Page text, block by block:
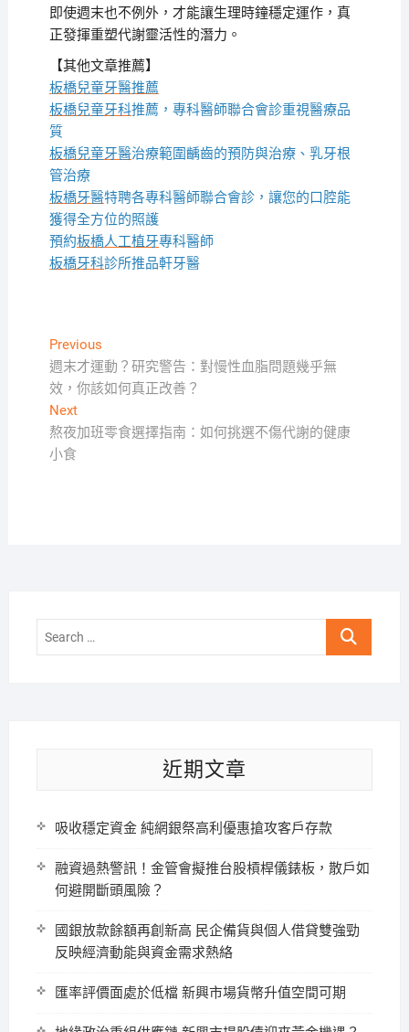
即使週末也不例外，才能讓生理時鐘穩定運作，真
正發揮重塑代謝靈活性的潛力。
【其他文章推薦】
板橋兒童牙醫推薦
板橋兒童牙科推薦，專科醫師聯合會診重視醫療品
質
板橋兒童牙醫治療範圍齲齒的預防與治療、乳牙根
管治療
板橋牙醫特聘各專科醫師聯合會診，讓您的口腔能
獲得全方位的照護
預約板橋人工植牙專科醫師
板橋牙科診所推品軒牙醫
文
章
導
覽
PreviousPrevious
post:
週末才運動？研究警告：對慢性血脂問題幾乎無
效，你該如何真正改善？
NextNext
post:
熬夜加班零食選擇指南：如何挑選不傷代謝的健康
小食
Search
近期文章
吸收穩定資金 純網銀祭高利優惠搶攻客戶存款
融資過熱警訊！金管會擬推台股槓桿儀錶板，散戶如
何避開斷頭風險？
國銀放款餘額再創新高 民企備貨與個人借貸雙強勁
反映經濟動能與資金需求熱絡
匯率評價面處於低檔 新興市場貨幣升值空間可期